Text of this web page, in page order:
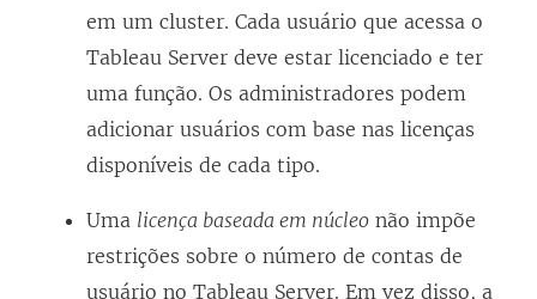
em um cluster. Cada usuário que acessa o
Tableau Server deve estar licenciado e ter
uma função. Os administradores podem
adicionar usuários com base nas licenças
disponíveis de cada tipo.
Uma licença baseada em núcleo não impõe
restrições sobre o número de contas de
usuário no Tableau Server. Em vez disso, a